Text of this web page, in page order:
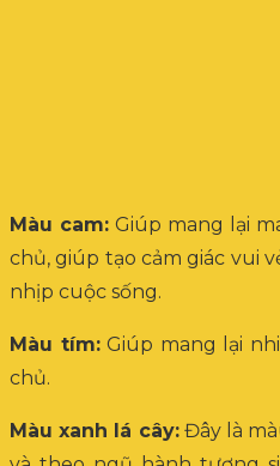
Màu cam:Giúp mang lại
chủ, giúp tạo cảm giác vui
nhịp cuộc sống.
Màu tím:Giúp mang lại
chủ.
Màu xanh lá cây:Đây là